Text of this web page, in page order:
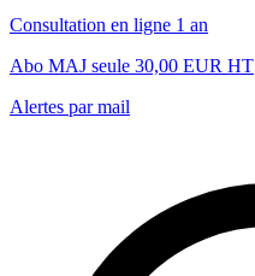
Consultation en ligne 1 an
Abo MAJ seule 30,00 EUR HT
Alertes par mail